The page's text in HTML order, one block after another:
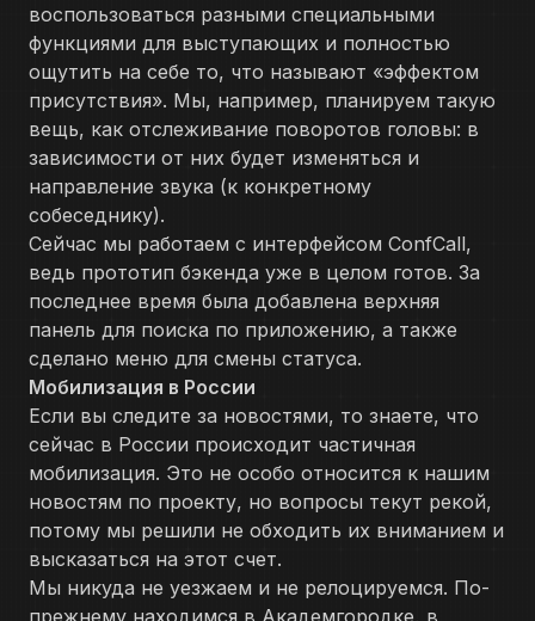
воспользоваться разными специальными
функциями для выступающих и полностью
ощутить на себе то, что называют «эффектом
присутствия». Мы, например, планируем такую
вещь, как отслеживание поворотов головы: в
зависимости от них будет изменяться и
направление звука (к конкретному
собеседнику).
Сейчас мы работаем с интерфейсом ConfCall,
ведь прототип бэкенда уже в целом готов. За
последнее время была добавлена верхняя
панель для поиска по приложению, а также
сделано меню для смены статуса.
Мобилизация в России
Если вы следите за новостями, то знаете, что
сейчас в России происходит частичная
мобилизация. Это не особо относится к нашим
новостям по проекту, но вопросы текут рекой,
потому мы решили не обходить их вниманием и
высказаться на этот счет.
Мы никуда не уезжаем и не релоцируемся. По-
прежнему находимся в Академгородке, в